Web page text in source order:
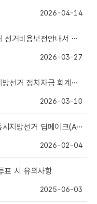
2026-04-14
비용보전안내서 게시
2026-03-27
자금 회계실무 책자(서식) 게시
2026-03-10
딥페이크(AI)를 이용한 선거운동?
2026-02-04
표 시 유의사항
2025-06-03